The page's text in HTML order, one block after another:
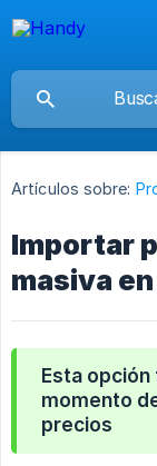
Artículos sobre:
Importar
masiva
Esta
momento
precios